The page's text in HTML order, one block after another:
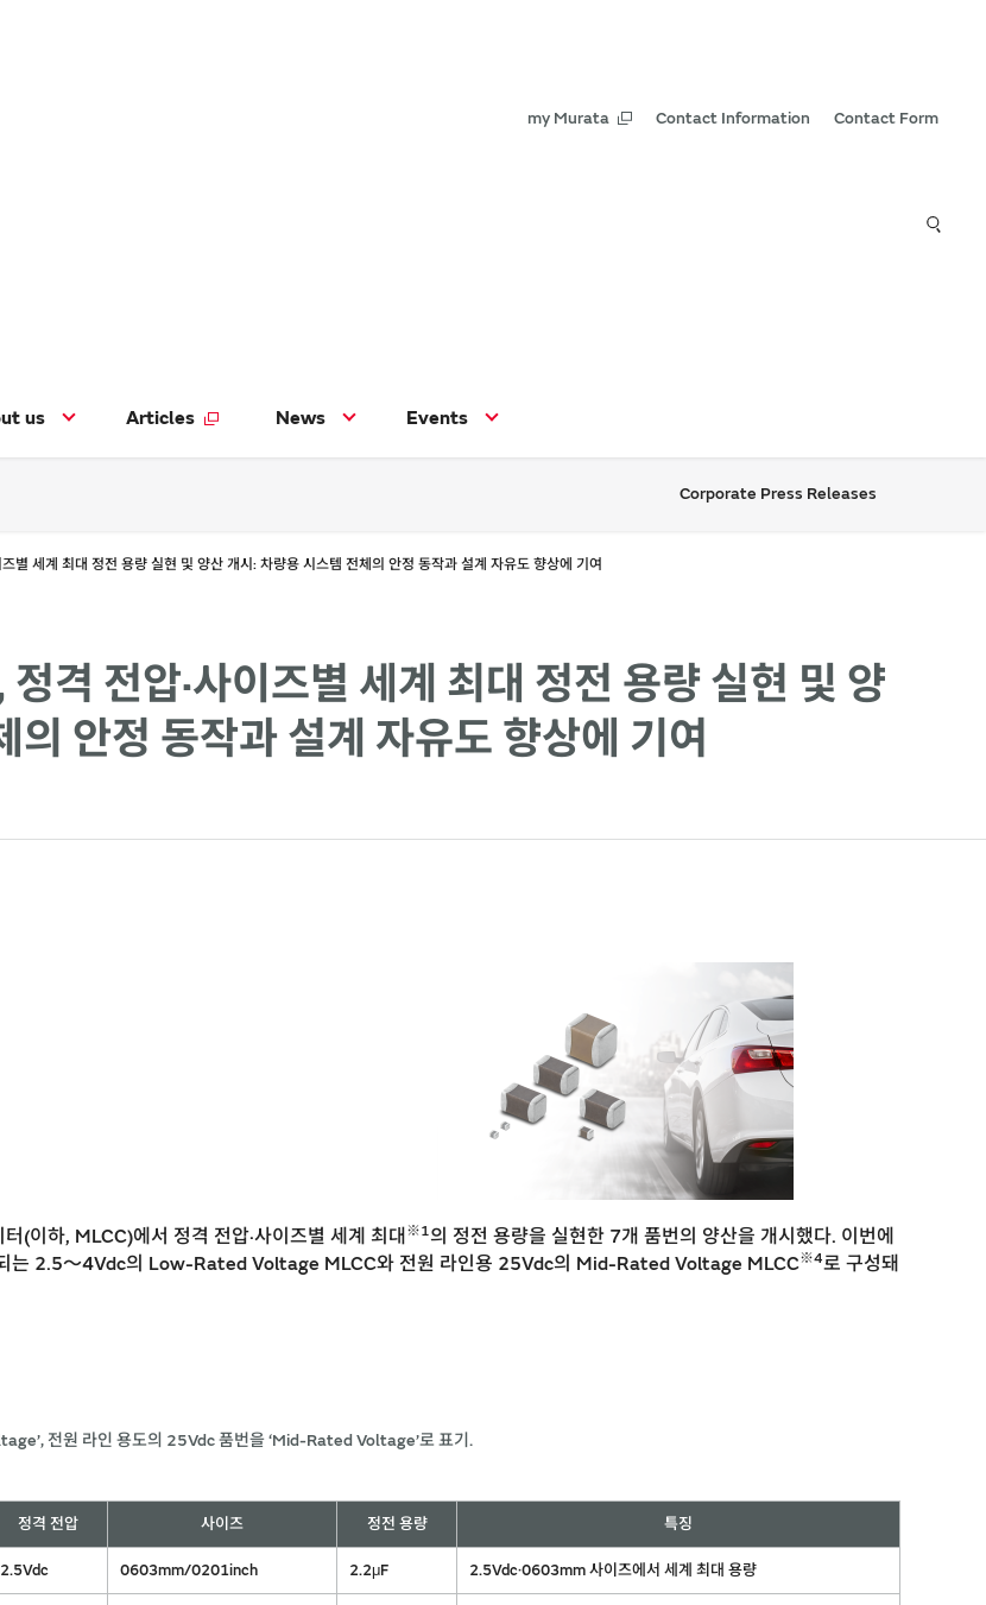
my Murata Contact Information Contact Form
us Articles News Events
Corporate Press Releases
별 세계 최대 정전 용량 실현 및 양산 개시: 차량용 시스템 전체의 안정 동작과 설계 자유도 향상에 기여
격 전압·사이즈별 세계 최대 정전 용량 실현 및 양
안정 동작과 설계 자유도 향상에 기여
(이하, MLCC)에서 정격 전압·사이즈별 세계 최대 ※1의 정전 용량을 실현한 7개 품번의 양산을 개시했다. 이번에
는 2.5～4Vdc의 Low-Rated Voltage MLCC와 전원 라인용 25Vdc의 Mid-Rated Voltage MLCC※4로 구성돼
전원 라인 용도의 25Vdc 품번을 ‘Mid-Rated Voltage’로 표기.
정격 전압 사이즈 정전 용량 특징
2.5Vdc 0603mm/0201inch 2.2μF 2.5Vdc·0603mm 사이즈에서 세계 최대 용량